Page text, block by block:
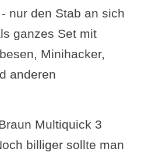
nur den Stab an sich
ganzes Set mit
Minihacker,
anderen
Multiquick 3
billiger sollte man